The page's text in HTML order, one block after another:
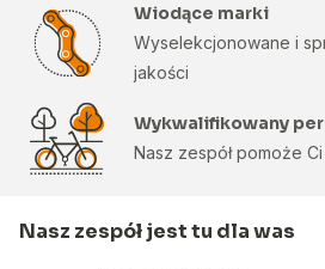
Wiodące marki
Wyselekcjonowane i
jakości
Wykwalifikowany
Nasz zespół pomoże
Nasz zespół jest tu dla was